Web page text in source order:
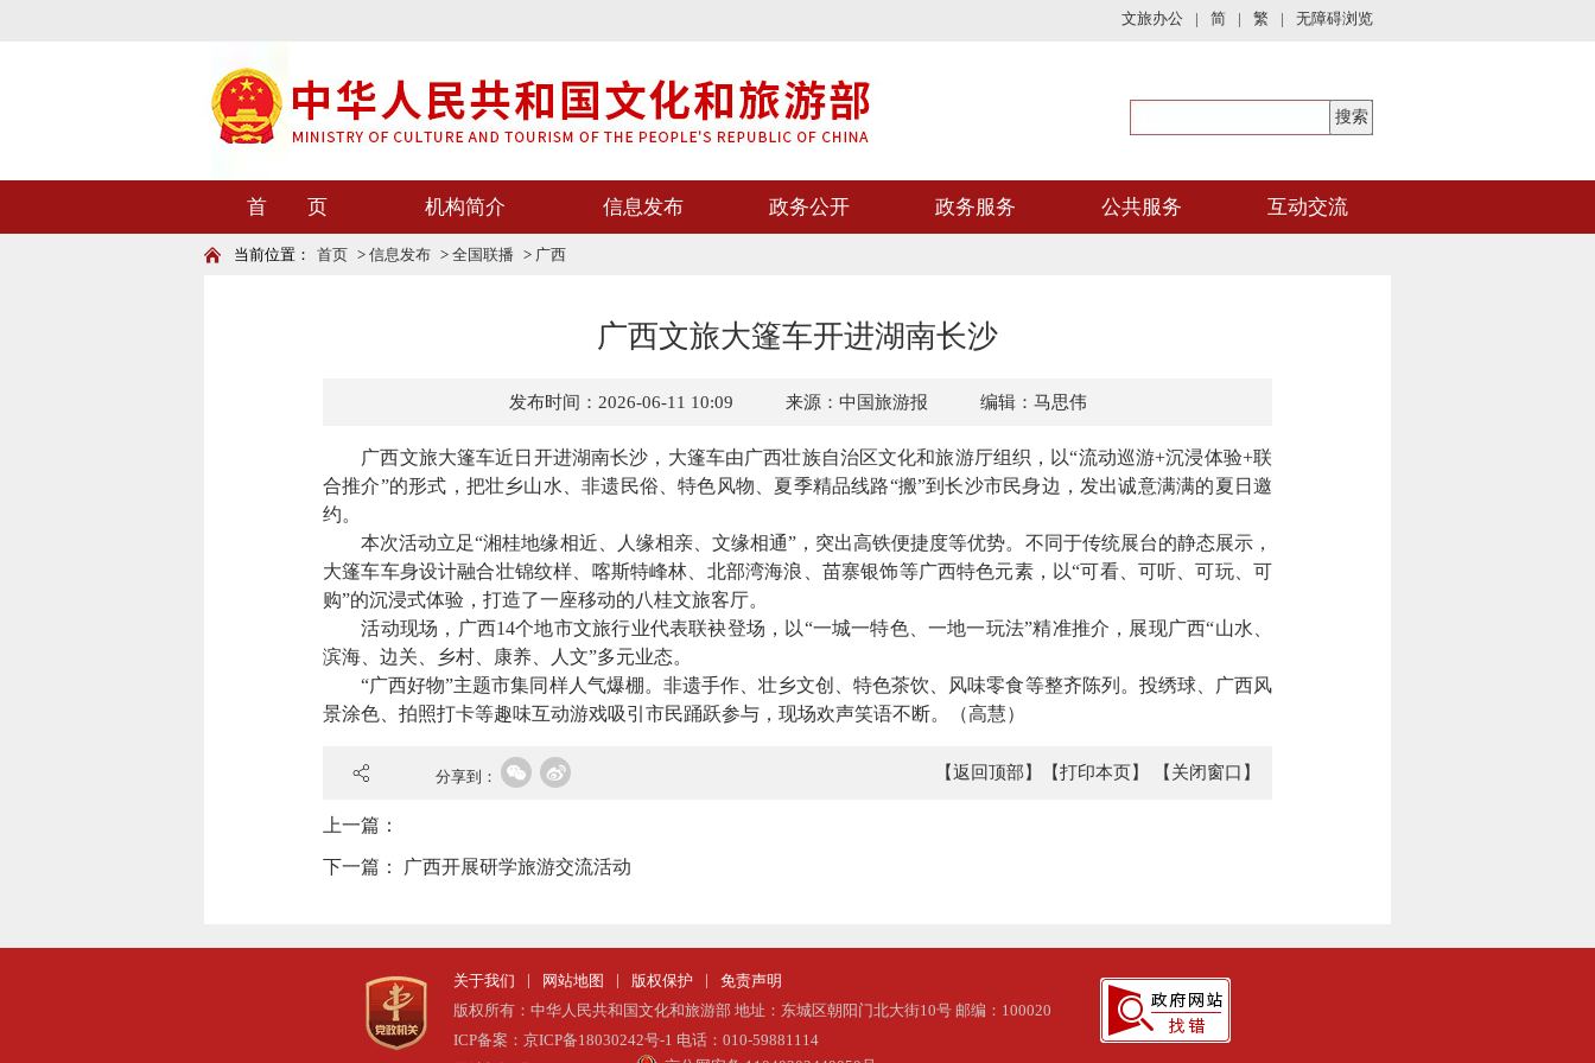
文旅办公 | 简 | 繁 | 无障碍浏览
首 页 机构简介 信息发布 政务公开 政务服务 公共服务 互动交流
当前位置： 首页 > 信息发布 > 全国联播 > 广西
广西文旅大篷车开进湖南长沙
发布时间：2026-06-11 10:09 来源：中国旅游报 编辑：马思伟
广西文旅大篷车近日开进湖南长沙，大篷车由广西壮族自治区文化和旅游厅组织，以“流动巡游+沉浸体验+联
合推介”的形式，把壮乡山水、非遗民俗、特色风物、夏季精品线路“搬”到长沙市民身边，发出诚意满满的夏日邀
约。
本次活动立足“湘桂地缘相近、人缘相亲、文缘相通”，突出高铁便捷度等优势。不同于传统展台的静态展示，
大篷车车身设计融合壮锦纹样、喀斯特峰林、北部湾海浪、苗寨银饰等广西特色元素，以“可看、可听、可玩、可
购”的沉浸式体验，打造了一座移动的八桂文旅客厅。
活动现场，广西14个地市文旅行业代表联袂登场，以“一城一特色、一地一玩法”精准推介，展现广西“山水、
滨海、边关、乡村、康养、人文”多元业态。
“广西好物”主题市集同样人气爆棚。非遗手作、壮乡文创、特色茶饮、风味零食等整齐陈列。投绣球、广西风
景涂色、拍照打卡等趣味互动游戏吸引市民踊跃参与，现场欢声笑语不断。（高慧）
分享到： 【返回顶部】 【打印本页】 【关闭窗口】
上一篇：
下一篇： 广西开展研学旅游交流活动